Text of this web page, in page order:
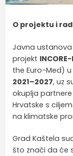
O projektu i
Javna ustanova
projekt INCORE-
the Euro-Med)
2021–2027, uz
okuplja partnere
Hrvatske s
na klimatske
Grad Kaštela
što znači da će